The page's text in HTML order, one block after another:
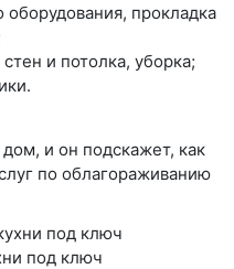
оборудования, прокладка
и потолка, уборка;
и он подскажет, как
по облагораживанию
под ключ
под ключ